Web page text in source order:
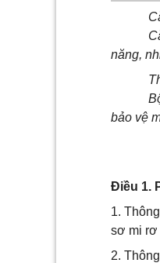
năng,
bảo vệ
Điều 1.
1.
sơ mi rơ
2.